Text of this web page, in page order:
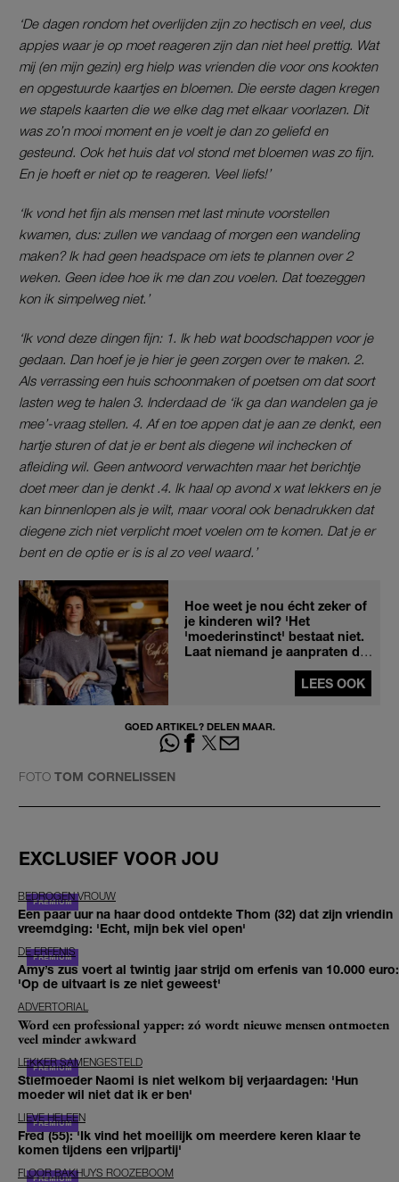
‘De dagen rondom het overlijden zijn zo hectisch en veel, dus
appjes waar je op moet reageren zijn dan niet heel prettig. Wat
mij (en mijn gezin) erg hielp was vrienden die voor ons kookten
en opgestuurde kaartjes en bloemen. Die eerste dagen kregen
we stapels kaarten die we elke dag met elkaar voorlazen. Dit
was zo’n mooi moment en je voelt je dan zo geliefd en
gesteund. Ook het huis dat vol stond met bloemen was zo fijn.
En je hoeft er niet op te reageren. Veel liefs!’
‘Ik vond het fijn als mensen met last minute voorstellen
kwamen, dus: zullen we vandaag of morgen een wandeling
maken? Ik had geen headspace om iets te plannen over 2
weken. Geen idee hoe ik me dan zou voelen. Dat toezeggen
kon ik simpelweg niet.’
‘Ik vond deze dingen fijn: 1. Ik heb wat boodschappen voor je
gedaan. Dan hoef je je hier je geen zorgen over te maken. 2.
Als verrassing een huis schoonmaken of poetsen om dat soort
lasten weg te halen 3. Inderdaad de ‘ik ga dan wandelen ga je
mee’-vraag stellen. 4. Af en toe appen dat je aan ze denkt, een
hartje sturen of dat je er bent als diegene wil inchecken of
afleiding wil. Geen antwoord verwachten maar het berichtje
doet meer dan je denkt .4. Ik haal op avond x wat lekkers en je
kan binnenlopen als je wilt, maar vooral ook benadrukken dat
diegene zich niet verplicht moet voelen om te komen. Dat je er
bent en de optie er is is al zo veel waard.’
Hoe weet je nou écht zeker of
je kinderen wil? 'Het
'moederinstinct' bestaat niet.
Laat niemand je aanpraten dat
LEES OOK
GOED ARTIKEL? DELEN MAAR.
FOTO TOM CORNELISSEN
EXCLUSIEF VOOR JOU
BEDROGEN VROUW
Een paar uur na haar dood ontdekte Thom (32) dat zijn vriendin
vreemdging: 'Echt, mijn bek viel open'
DE ERFENIS
Amy’s zus voert al twintig jaar strijd om erfenis van 10.000 euro:
'Op de uitvaart is ze niet geweest'
ADVERTORIAL
Word een professional yapper: zó wordt nieuwe mensen ontmoeten
veel minder awkward
LEKKER SAMENGESTELD
Stiefmoeder Naomi is niet welkom bij verjaardagen: 'Hun
moeder wil niet dat ik er ben'
LIEVE HELEEN
Fred (55): 'Ik vind het moeilijk om meerdere keren klaar te
komen tijdens een vrijpartij'
FLOOR BAKHUYS ROOZEBOOM